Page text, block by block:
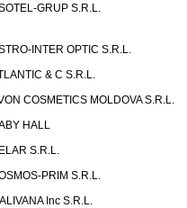
GRUP S.R.L.
INTER OPTIC S.R.L.
& C S.R.L.
COSMETICS MOLDOVA S.R.L.
HALL
S.R.L.
PRIM S.R.L.
Inc S.R.L.